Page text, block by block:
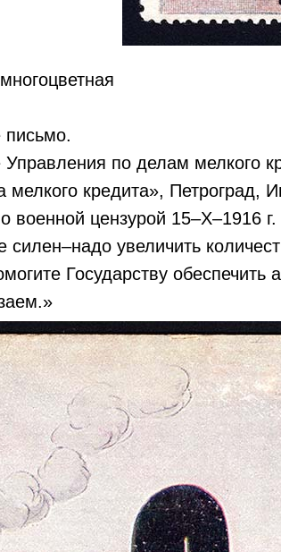
письмо.
Управления по делам мелкого
мелкого кредита», Петроград,
военной цензурой 15–X–1916 г.
силен–надо увеличить
Государству